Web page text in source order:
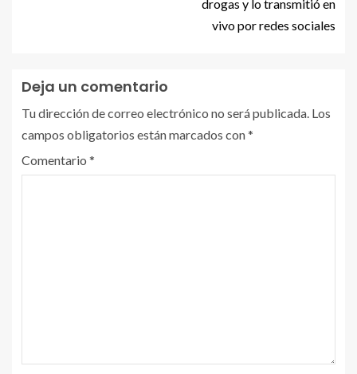
drogas y lo transmitió en
vivo por redes sociales
Deja un comentario
Tu dirección de correo electrónico no será publicada. Los
campos obligatorios están marcados con*
Comentario *